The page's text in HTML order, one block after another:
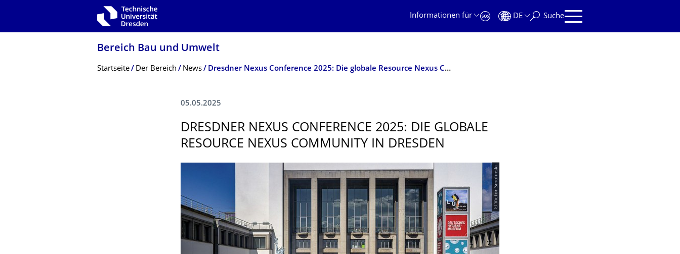
Zur Hauptnavigation springen
Informationen für
DE Suche
Bereich Bau und Umwelt
Breadcrumb-Menü
Startseite Der Bereich News Dresdner Nexus Conference 2025: Die globale Resource Nexus Community in Dresden
05.05.2025
DRESDNER NEXUS CONFERENCE 2025: DIE GLOBALE
RESOURCE NEXUS COMMUNITY IN DRESDEN
© Victor Smolinski